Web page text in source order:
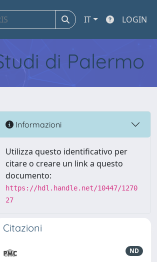
IT LOGIN
di Palermo
Informazioni
Utilizza questo identificativo per
citare o creare un link a questo
documento:
https://hdl.handle.net/10447/1270
27
Citazioni
ND